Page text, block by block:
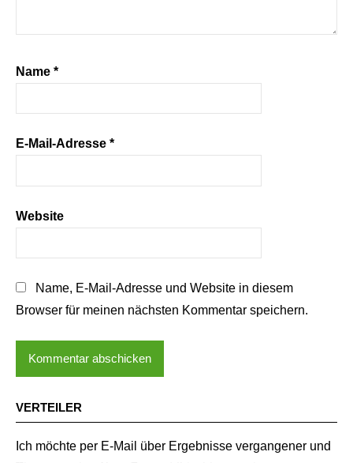
Name *
E-Mail-Adresse *
Website
Name, E-Mail-Adresse und Website in diesem
Browser für meinen nächsten Kommentar speichern.
VERTEILER
Ich möchte per E-Mail über Ergebnisse vergangener und